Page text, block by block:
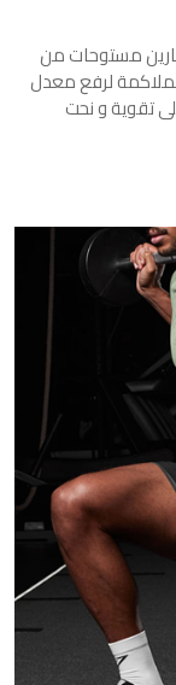
مستوحات من
لرفع معدل
تقوية و نحت